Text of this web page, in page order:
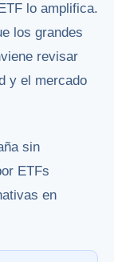
lo amplifica.
los grandes
revisar
y el mercado
sin
ETFs
en